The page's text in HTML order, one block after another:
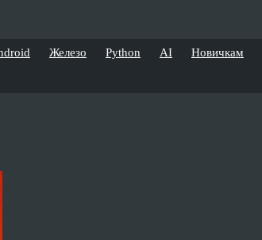
Железо Python AI Новичкам